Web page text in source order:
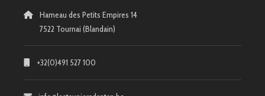
Hameau des Petits Empires 14
7522 Tournai (Blandain)
+32(0)491 527 100